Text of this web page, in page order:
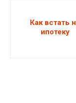
Как встать
ипотеку